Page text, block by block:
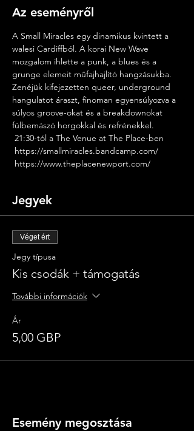
Az eseményről
A Small Miracles egy dinamikus kvintett a
walesi Cardiffból. A korai New Wave
mozgalom ihlette a punk, a blues és a
grunge elemeit műfajhajlító hangzásukba.
Zenéjük kifejezetten queer, underground
hangulatot áraszt, finoman egyensúlyozva a
súlyos groove-okat és a breakdownokat
fülbemászó horgokkal és refrénekkel.
21:30-tól a The Venue at The Place-ben
https://smallmiracles.bandcamp.com/
https://www.theplacenewport.com/
Jegyek
Véget ért
Jegy típusa
Kis csodák + támogatás
További információk
Ár
5,00 GBP
Esemény megosztása